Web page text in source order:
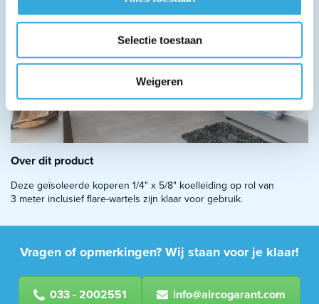
Selectie toestaan
Weigeren
Over dit product
Deze geïsoleerde koperen 1/4" x 5/8" koelleiding op rol van
3 meter inclusief flare-wartels zijn klaar voor gebruik.
Vragen of opmerkingen? Wij staan voor je klaar!
033 - 2002551 info@aircogarant.com